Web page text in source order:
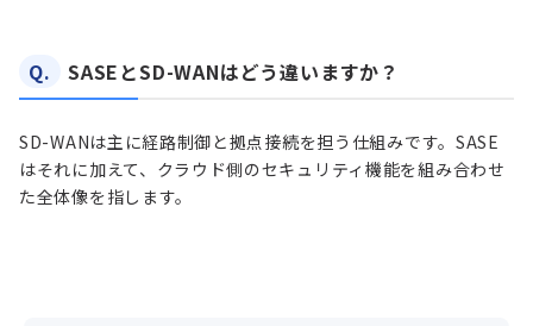
Q. SASEとSD-WANはどう違いますか？
SD-WANは主に経路制御と拠点接続を担う仕組みです。SASE
はそれに加えて、クラウド側のセキュリティ機能を組み合わせ
た全体像を指します。